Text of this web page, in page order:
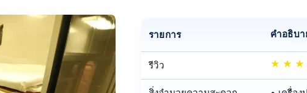
รายการ คำอธิบา
รีวิว ★ ★ ★